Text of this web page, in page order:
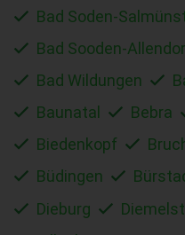
Bad Soden-
Bad Sooden-
Bad Wildungen
Baunatal
Bebra
Biedenkopf
Büdingen
Dieburg